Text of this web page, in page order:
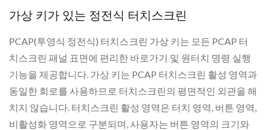
가상 키가 있는 정전식 터치스크린
PCAP(투영식 정전식) 터치스크린 가상 키는 모든 PCAP 터
치스크린 패널 표면에 편리한 바로가기 및 원터치 명령 실행
기능을 제공합니다. 가상 키는 PCAP 터치스크린 활성 영역과
동일한 회로를 사용하므로 터치스크린의 평면적인 외관을 해
치지 않습니다. 터치스크린 활성 영역은 터치 영역, 버튼 영역,
비활성화 영역으로 구분되며, 사용자는 버튼 영역의 크기와